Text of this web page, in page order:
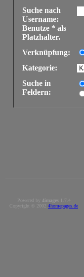
Suche nach
Username:
Benutze * als
Platzhalter.
Verknüpfung:
Kategorie:
Suche in
Feldern:
Powered by 4images 1.7.4
Copyright © 2002 4homepages.de